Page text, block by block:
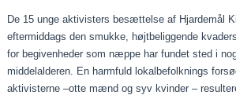
De 15 unge aktivisters besættelse af Hjardemål
eftermiddags den smukke, højtbeliggende
for begivenheder som næppe har fundet sted i
middelalderen. En harmfuld lokalbefolknings
aktivisterne –otte mænd og syv kvinder –